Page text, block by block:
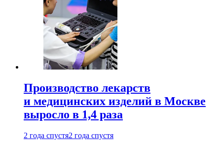
Производство лекарств
и медицинских изделий в Москве
выросло в 1,4 раза
2 года спустя2 года спустя